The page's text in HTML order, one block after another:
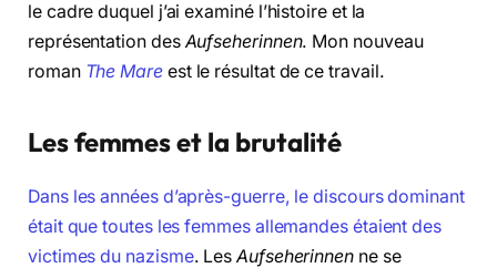
le cadre duquel j’ai examiné l’histoire et la
représentation des Aufseherinnen. Mon nouveau
roman The Mareest le résultat de ce travail.
Les femmes et la brutalité
Dans les années d’après-guerre, le discours dominant
était que toutes les femmes allemandes étaient des
victimes du nazisme. LesAufseherinnen ne se